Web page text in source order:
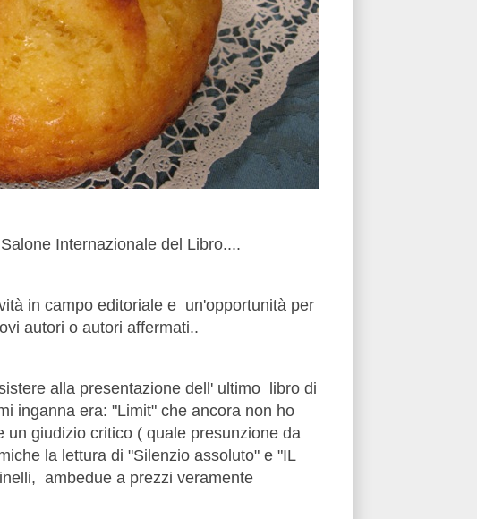
Internazionale del Libro....
in campo editoriale e un'opportunità per
autori o autori affermati..
alla presentazione dell' ultimo libro di
inganna era: "Limit" che ancora non ho
giudizio critico ( quale presunzione da
la lettura di "Silenzio assoluto" e "IL
ambedue a prezzi veramente